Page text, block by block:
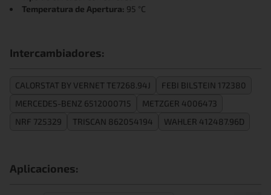
Temperatura de Apertura: 95 °C
Intercambiadores:
CALORSTAT BY VERNET TE7268.94J
FEBI BILSTEIN 172380
MERCEDES-BENZ 6512000715
METZGER 4006473
NRF 725329
TRISCAN 862054194 WAHLER 412487.96D
Aplicaciones: